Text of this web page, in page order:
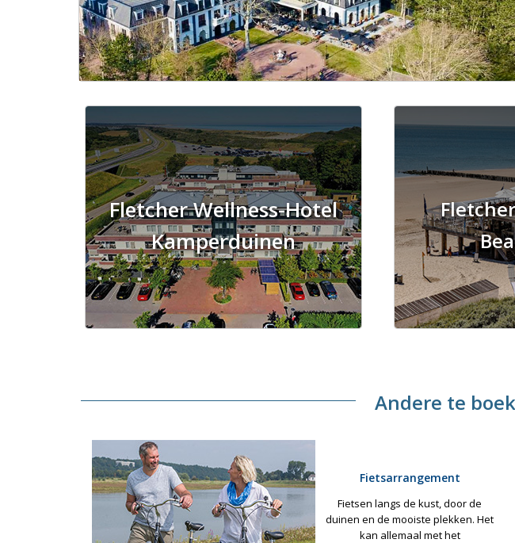
Fletcher Wellness-Hotel
Kamperduinen
Andere te
Fietsarrangement
Fietsen langs de kust, door de
duinen en de mooiste plekken. Het
kan allemaal met het